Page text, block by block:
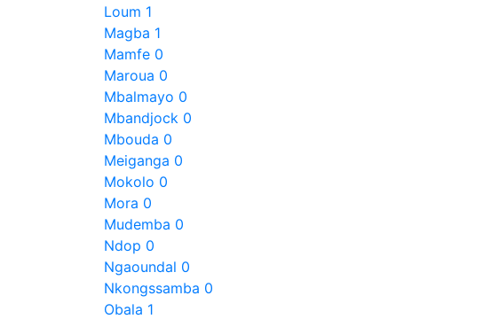
Loum 1
Magba 1
Mamfe 0
Maroua 0
Mbalmayo 0
Mbandjock 0
Mbouda 0
Meiganga 0
Mokolo 0
Mora 0
Mudemba 0
Ndop 0
Ngaoundal 0
Nkongssamba 0
Obala 1